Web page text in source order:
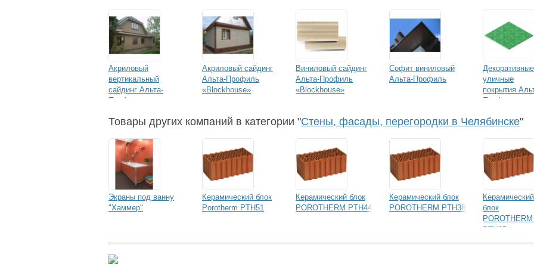
Акриловый
вертикальный
сайдинг Альта-
Профиль
Акриловый сайдинг
Альта-Профиль
«Blockhouse»
Виниловый сайдинг
Альта-Профиль
«Blockhouse»
Софит виниловый
Альта-Профиль
Декоративные
уличные
покрытия
Профиль
Товары других компаний в категории "Стены, фасады, перегородки в Челябинске"
Экраны под ванну
"Хаммер"
Керамический блок
Porotherm PTH51
Керамический блок
POROTHERM PTH44
Керамический блок
POROTHERM PTH38
Керамический
блок
POROTHERM
PTH25